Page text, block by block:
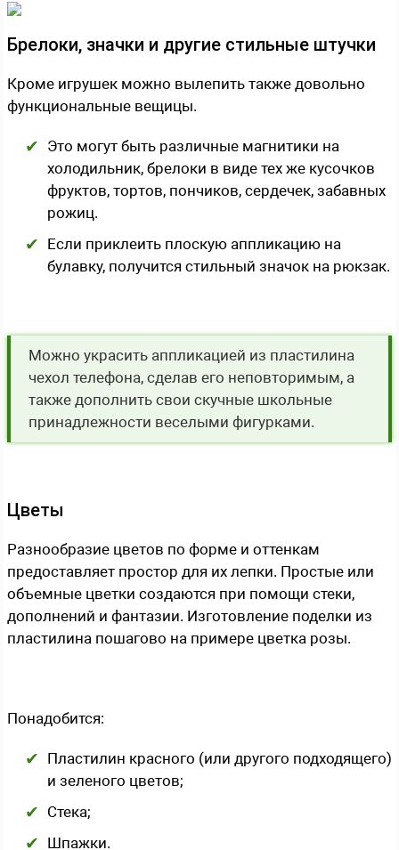
Брелоки, значки и другие стильные штучки
Кроме игрушек можно вылепить также довольно
функциональные вещицы.
Это могут быть различные магнитики на
холодильник, брелоки в виде тех же кусочков
фруктов, тортов, пончиков, сердечек, забавных
рожиц.
Если приклеить плоскую аппликацию на
булавку, получится стильный значок на рюкзак.
Можно украсить аппликацией из пластилина
чехол телефона, сделав его неповторимым, а
также дополнить свои скучные школьные
принадлежности веселыми фигурками.
Цветы
Разнообразие цветов по форме и оттенкам
предоставляет простор для их лепки. Простые или
объемные цветки создаются при помощи стеки,
дополнений и фантазии. Изготовление поделки из
пластилина пошагово на примере цветка розы.
Понадобится:
Пластилин красного (или другого подходящего)
и зеленого цветов;
Стека;
Шпажки.